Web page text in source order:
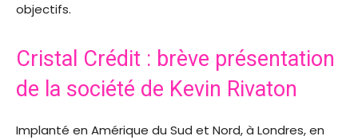
objectifs.
Cristal Crédit : brève présentation
de la société de Kevin Rivaton
Implanté en Amérique du Sud et Nord, à Londres, en